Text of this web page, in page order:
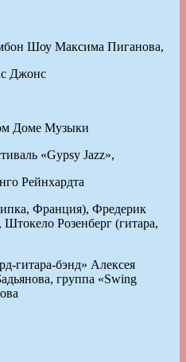
Шоу Максима Пиганова,
Джонс
Доме Музыки
«Gypsy Jazz»,
Рейнхардта
Франция), Фредерик
Розенберг (гитара,
гитара-бэнд» Алексея
группа «Swing